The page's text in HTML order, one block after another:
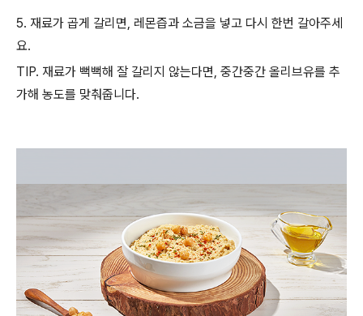
5. 재료가 곱게 갈리면, 레몬즙과 소금을 넣고 다시 한번 갈아주세
요.
TIP. 재료가 뻑뻑해 잘 갈리지 않는다면, 중간중간 올리브유를 추
가해 농도를 맞춰줍니다.